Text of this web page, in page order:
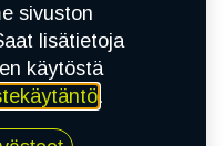
sivuston
lisätietoja
käytöstä
.